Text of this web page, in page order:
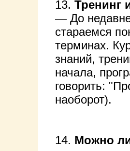
13. Тренинг
— До
стараемся
терминах.
знаний,
начала,
говорить:
наоборот).
14. Можно